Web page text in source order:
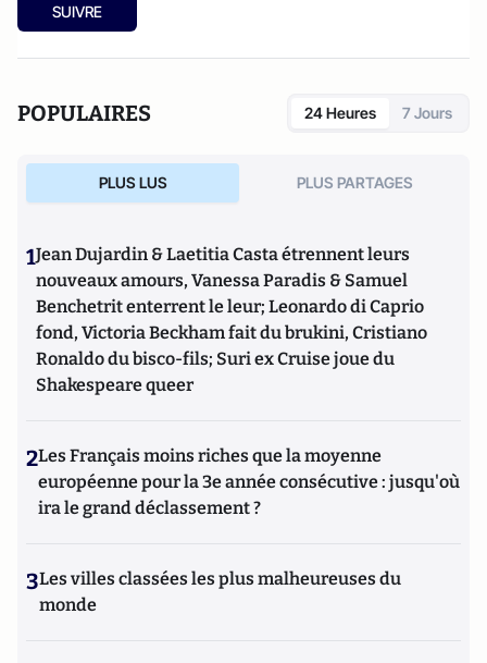
SUIVRE
POPULAIRES 24 Heures 7 Jours
PLUS LUS PLUS PARTAGES
1Jean Dujardin & Laetitia Casta étrennent leurs
nouveaux amours, Vanessa Paradis & Samuel
Benchetrit enterrent le leur; Leonardo di Caprio
fond, Victoria Beckham fait du brukini, Cristiano
Ronaldo du bisco-fils; Suri ex Cruise joue du
Shakespeare queer
2Les Français moins riches que la moyenne
européenne pour la 3e année consécutive : jusqu'où
ira le grand déclassement ?
3Les villes classées les plus malheureuses du
monde